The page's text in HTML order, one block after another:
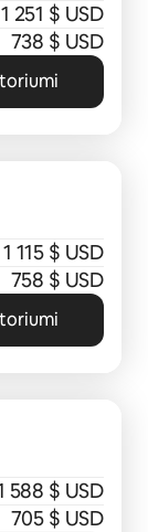
1 251 $ USD
738 $ USD
1 115 $ USD
758 $ USD
588 $ USD
705 $ USD